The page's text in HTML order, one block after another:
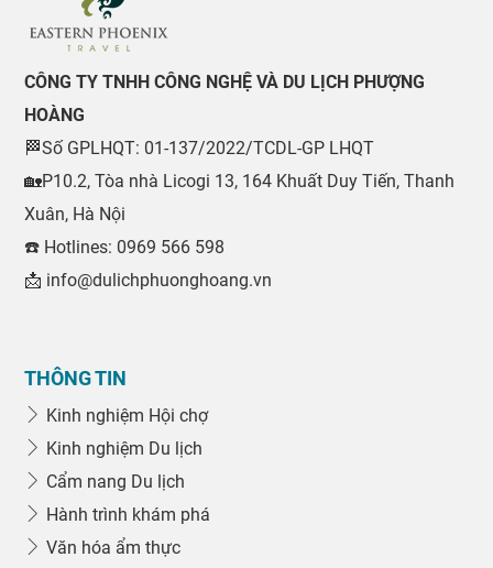
CÔNG TY TNHH CÔNG NGHỆ VÀ DU LỊCH PHƯỢNG
HOÀNG
🏁Số GPLHQT: 01-137/2022/TCDL-GP LHQT
🏡P10.2, Tòa nhà Licogi 13, 164 Khuất Duy Tiến, Thanh
Xuân, Hà Nội
☎️ Hotlines: 0969 566 598
📩 info@dulichphuonghoang.vn
THÔNG TIN
Kinh nghiệm Hội chợ
Kinh nghiệm Du lịch
Cẩm nang Du lịch
Hành trình khám phá
Văn hóa ẩm thực